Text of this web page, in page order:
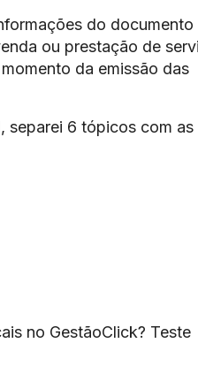
do documento
ou prestação de
da emissão das
separei 6 tópicos com as
no GestãoClick? Teste